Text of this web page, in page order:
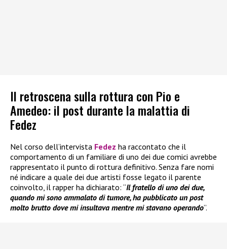
Il retroscena sulla rottura con Pio e
Amedeo: il post durante la malattia di
Fedez
Nel corso dell’intervista Fedez ha raccontato che il
comportamento di un familiare di uno dei due comici avrebbe
rappresentato il punto di rottura definitivo. Senza fare nomi
né indicare a quale dei due artisti fosse legato il parente
coinvolto, il rapper ha dichiarato: “Il fratello di uno dei due,
quando mi sono ammalato di tumore, ha pubblicato un post
molto brutto dove mi insultava mentre mi stavano operando”.